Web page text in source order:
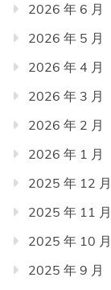
2026 年 6 月
2026 年 5 月
2026 年 4 月
2026 年 3 月
2026 年 2 月
2026 年 1 月
2025 年 12 月
2025 年 11 月
2025 年 10 月
2025 年 9 月